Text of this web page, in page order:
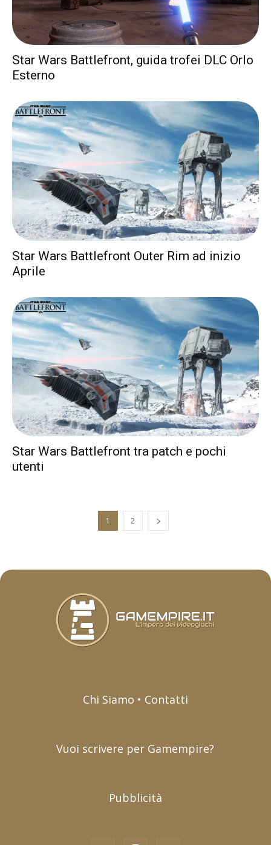
Star Wars Battlefront, guida trofei DLC Orlo
Esterno
Star Wars Battlefront Outer Rim ad inizio
Aprile
Star Wars Battlefront tra patch e pochi
utenti
1 2
Chi Siamo • Contatti
Vuoi scrivere per Gamempire?
Pubblicità